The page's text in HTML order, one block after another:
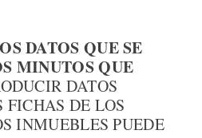
DATOS QUE SE
MINUTOS QUE
DATOS
FICHAS DE LOS
INMUEBLES PUEDE